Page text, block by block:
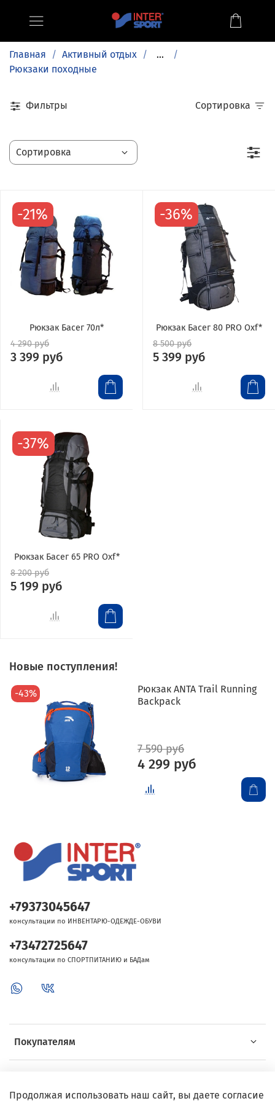
Главная Активный отдых
...
Рюкзаки походные
Фильтры Сортировка
-21%
Рюкзак Басег 70л*
4 290 руб
3 399 руб
-36%
Рюкзак Басег 80 PRO Oxf*
8 500 руб
5 399 руб
-37%
Рюкзак Басег 65 PRO Oxf*
8 200 руб
5 199 руб
Новые поступления!
-43%
Рюкзак ANTA Trail Running
Backpack
7 590 руб
4 299 руб
Покупателям
+79373045647
консультации по ИНВЕНТАРЮ-ОДЕЖДЕ-ОБУВИ
+73472725647
консультации по СПОРТПИТАНИЮ и БАДам
Продолжая использовать наш сайт, вы даете согласие